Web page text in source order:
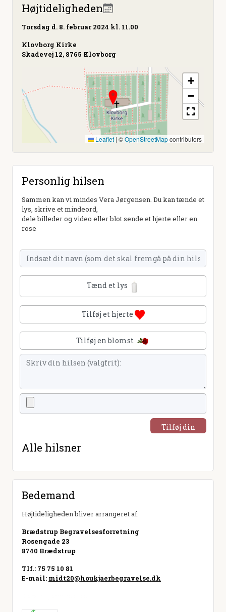
Højtideligheden
Torsdag d. 8. februar 2024 kl. 11.00
Klovborg Kirke
Skadevej 12, 8765 Klovborg
+
−
Leaflet | ©OpenStreetMapcontributors
Personlig hilsen
Sammen kan vi mindes Vera Jørgensen. Du kan tænde et
lys, skrive et mindeord,
dele billeder og video eller blot sende et hjerte eller en
rose
Tænd et lys
Tilføj et hjerte
Tilføj en blomst
Tilføj din
Alle hilsner
Bedemand
Højtideligheden bliver arrangeret af:
Brædstrup Begravelsesforretning
Rosengade 23
8740 Brædstrup
Tlf.: 75 75 10 81
E-mail: midt20@houkjaerbegravelse.dk